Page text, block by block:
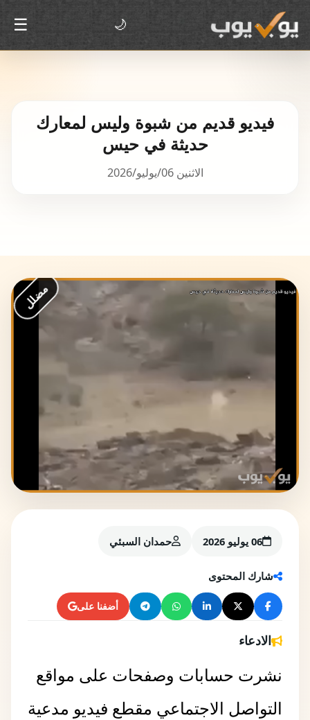
🌙
☰
فيديو قديم من شبوة وليس لمعارك
حديثة في حيس
الاثنين 06/يوليو/2026
مضلل
06 يوليو 2026 حمدان السبئي
شارك المحتوى
أضفنا على
الادعاء
نشرت حسابات وصفحات على مواقع
التواصل الاجتماعي مقطع فيديو مدعية